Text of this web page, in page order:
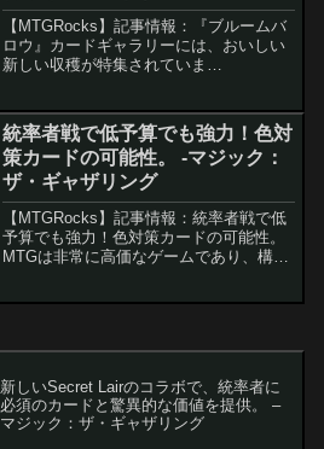
ザ・ギャザリング
【MTGRocks】記事情報：『ブルームバ
ロウ』カードギャラリーには、おいしい
新しい収穫が特集されていま
美しいアートが多数登場しました。この
記事では、最後のスポ...
統率者戦で低予算でも強力！色対
策カードの可能性。 -マジック：
ザ・ギャザリング
【MTGRocks】記事情報：統率者戦で低
予算でも強力！色対策カードの可能性。
MTGは非常に高価なゲームであり、構築
新しいSecret Lairのコラボで、統率者に
必須のカードと驚異的な価値を提供。 –
マジック：ザ・ギャザリング